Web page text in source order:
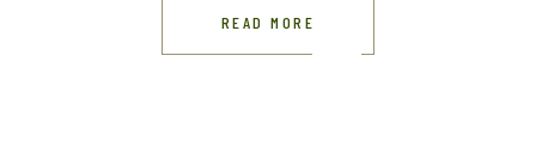
READ MORE